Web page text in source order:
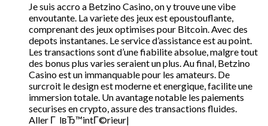
Je suis accro a Betzino Casino, on y trouve une vibe
envoutante. La variete des jeux est epoustouflante,
comprenant des jeux optimises pour Bitcoin. Avec des
depots instantanes. Le service d’assistance est au point.
Les transactions sont d’une fiabilite absolue, malgre tout
des bonus plus varies seraient un plus. Au final, Betzino
Casino est un immanquable pour les amateurs. De
surcroit le design est moderne et energique, facilite une
immersion totale. Un avantage notable les paiements
securises en crypto, assure des transactions fluides.
Aller Г lвЂ™intГ©rieur|